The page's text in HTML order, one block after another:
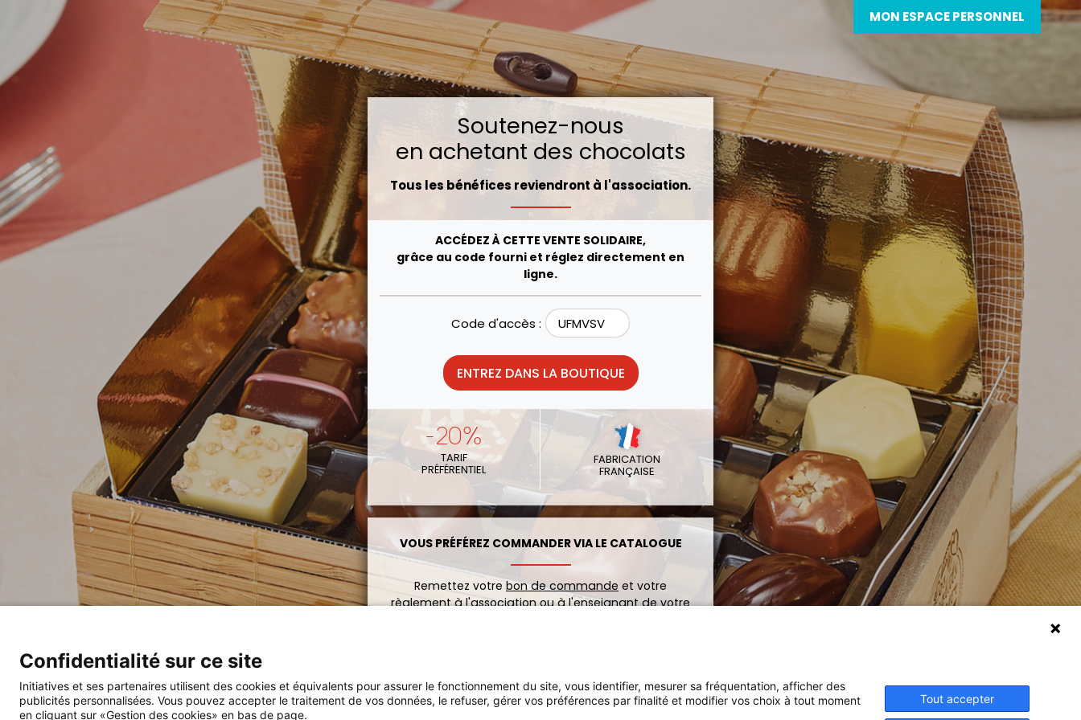
MON ESPACE PERSONNEL
Soutenez-nous
en achetant des chocolats
Tous les bénéfices reviendront à l'association.
ACCÉDEZ À CETTE VENTE SOLIDAIRE,
grâce au code fourni et réglez directement en
ligne.
Code d'accès :
ENTREZ DANS LA BOUTIQUE
-20%
TARIF
PRÉFÉRENTIEL
FABRICATION
FRANÇAISE
VOUS PRÉFÉREZ COMMANDER VIA LE CATALOGUE
Remettez votre bon de commande et votre
règlement à l'association ou à l'enseignant de votre
Confidentialité sur ce site
Initiatives et ses partenaires utilisent des cookies et équivalents pour assurer le fonctionnement du site, vous identifier, mesurer sa fréquentation, afficher des
publicités personnalisées. Vous pouvez accepter le traitement de vos données, le refuser, gérer vos préférences par finalité et modifier vos choix à tout moment
en cliquant sur «Gestion des cookies» en bas de page.
Tout accepter